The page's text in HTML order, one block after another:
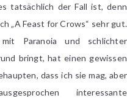
tatsächlich der Fall ist, denn
„A Feast for Crows“ sehr gut.
Paranoia und schlichter
bringt, hat einen gewissen
dass ich sie mag, aber
interessante